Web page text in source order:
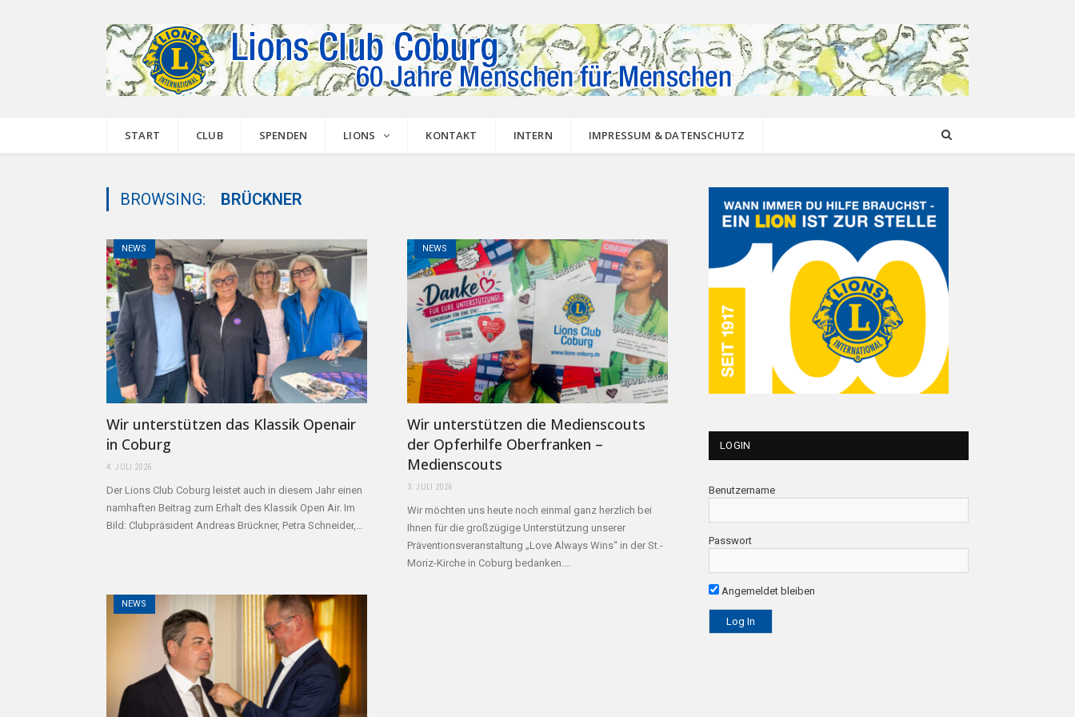
START CLUB SPENDEN LIONS KONTAKT INTERN IMPRESSUM & DATENSCHUTZ
BROWSING: BRÜCKNER
NEWS
Wir unterstützen das Klassik Openair
in Coburg
4. JULI 2026
Der Lions Club Coburg leistet auch in diesem Jahr einen
namhaften Beitrag zum Erhalt des Klassik Open Air. Im
Bild: Clubpräsident Andreas Brückner, Petra Schneider,…
NEWS
Wir unterstützen die Medienscouts
der Opferhilfe Oberfranken –
Medienscouts
3. JULI 2026
Wir möchten uns heute noch einmal ganz herzlich bei
Ihnen für die großzügige Unterstützung unserer
Präventionsveranstaltung „Love Always Wins“ in der St.-
Moriz-Kirche in Coburg bedanken.…
NEWS
LOGIN
Benutzername
Passwort
Angemeldet bleiben